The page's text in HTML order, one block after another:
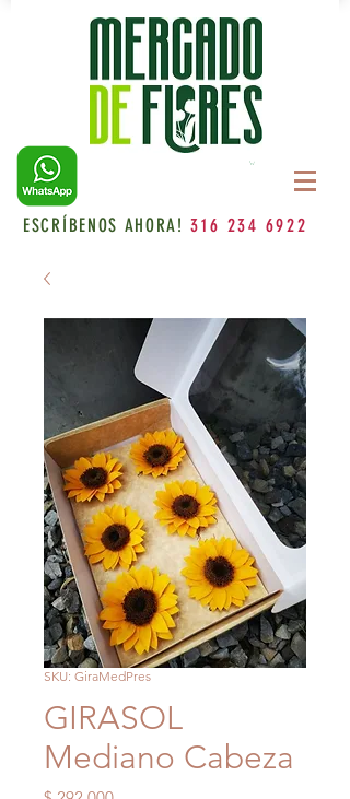
ESCRÍBENOS AHORA! 316 234 6922
SKU: GiraMedPres
GIRASOL
Mediano Cabeza